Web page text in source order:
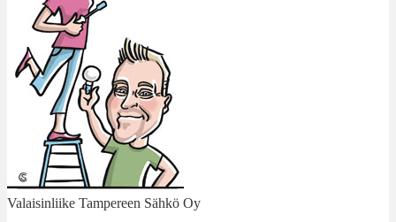
Valaisinliike Tampereen Sähkö Oy